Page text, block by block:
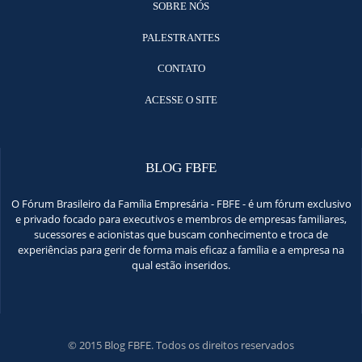
SOBRE NÓS
PALESTRANTES
CONTATO
ACESSE O SITE
BLOG FBFE
O Fórum Brasileiro da Família Empresária - FBFE - é um fórum exclusivo
e privado focado para executivos e membros de empresas familiares,
sucessores e acionistas que buscam conhecimento e troca de
experiências para gerir de forma mais eficaz a família e a empresa na
qual estão inseridos.
© 2015 Blog FBFE. Todos os direitos reservados